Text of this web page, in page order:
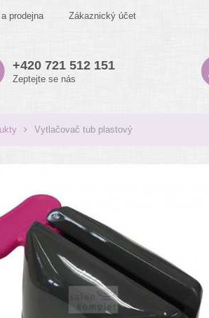
prodejna Zákaznický účet
+420 721 512 151
Zeptejte se nás
Vytlačovač tub plastový